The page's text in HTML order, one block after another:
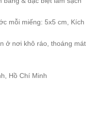
mỗi miếng: 5x5 cm, Kích
ở nơi khô ráo, thoáng mát
Hồ Chí Minh